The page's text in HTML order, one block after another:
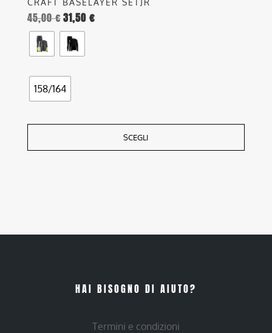
CRAFT BASELAYER SETJR
45,00€31,50 €
158/164
SCEGLI
HAI BISOGNO DI AIUTO?
Termini e condizioni